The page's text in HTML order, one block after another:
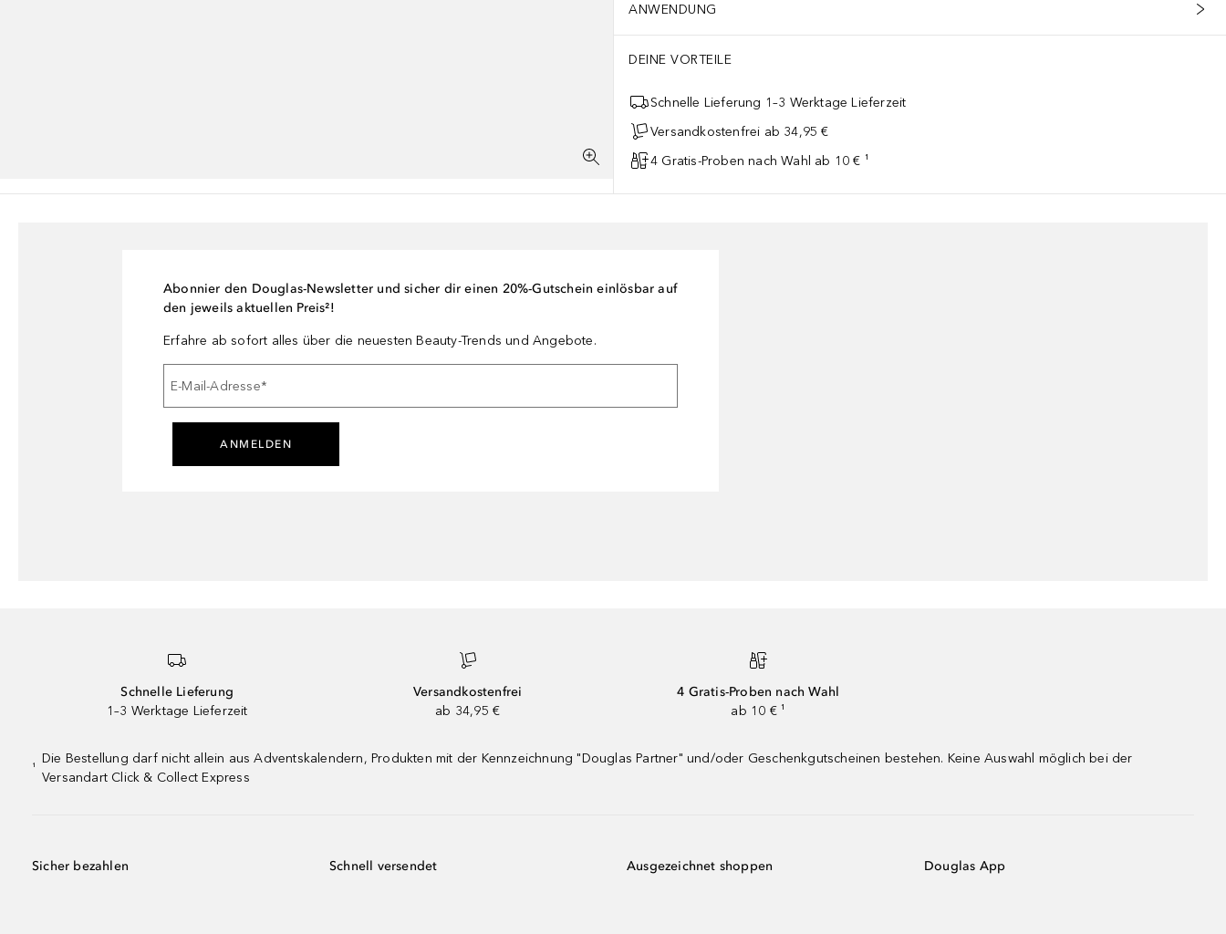
ANWENDUNG
DEINE VORTEILE
Schnelle Lieferung 1–3 Werktage Lieferzeit
Versandkostenfrei ab 34,95 €
4 Gratis-Proben nach Wahl ab 10 € ¹
Abonnier den Douglas-Newsletter und sicher dir einen 20%-Gutschein einlösbar auf
den jeweils aktuellen Preis²!
Erfahre ab sofort alles über die neuesten Beauty-Trends und Angebote.
E-Mail-Adresse*
ANMELDEN
Schnelle Lieferung
1–3 Werktage Lieferzeit
Versandkostenfrei
ab 34,95 €
4 Gratis-Proben nach Wahl
ab 10 € ¹
¹
Die Bestellung darf nicht allein aus Adventskalendern, Produkten mit der Kennzeichnung "Douglas Partner" und/oder Geschenkgutscheinen bestehen. Keine Auswahl möglich bei der
Versandart Click & Collect Express
Sicher bezahlen Schnell versendet Ausgezeichnet shoppen Douglas App